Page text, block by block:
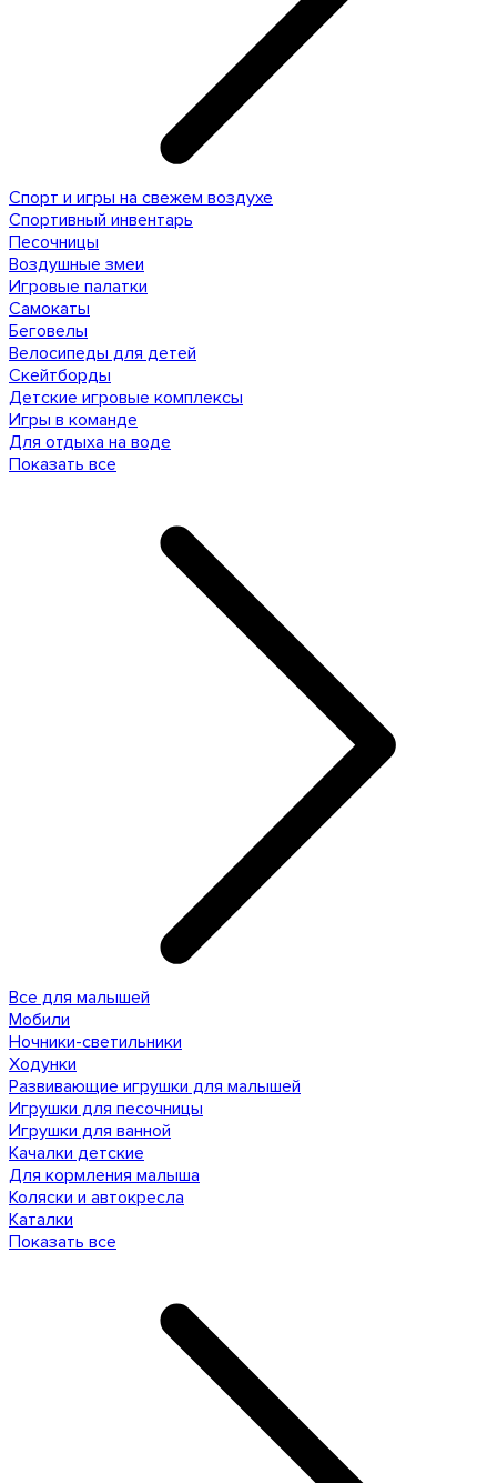
Спорт и игры на свежем воздухе
Спортивный инвентарь
Песочницы
Воздушные змеи
Игровые палатки
Самокаты
Беговелы
Велосипеды для детей
Скейтборды
Детские игровые комплексы
Игры в команде
Для отдыха на воде
Показать все
Все для малышей
Мобили
Ночники-светильники
Ходунки
Развивающие игрушки для малышей
Игрушки для песочницы
Игрушки для ванной
Качалки детские
Для кормления малыша
Коляски и автокресла
Каталки
Показать все